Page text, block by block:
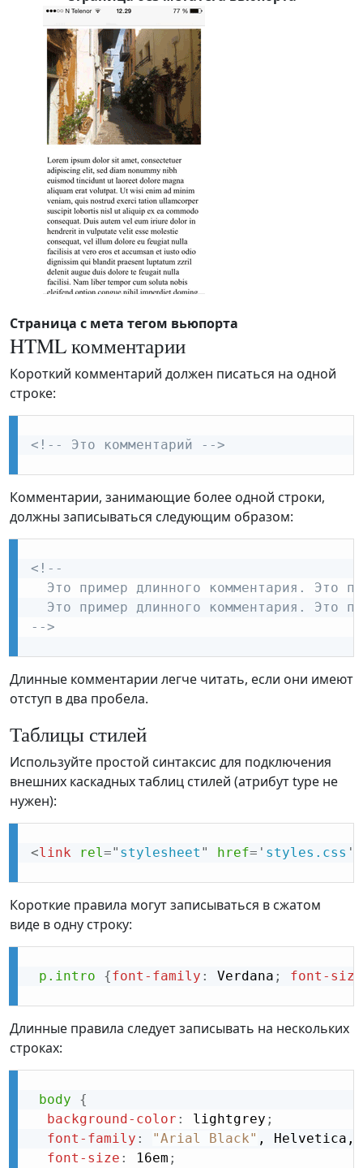
Страница с мета тегом вьюпорта
HTML комментарии
Короткий комментарий должен писаться на одной
строке:
<!-- Это комментарий -->
Комментарии, занимающие более одной строки,
должны записываться следующим образом:
<!--
Это пример длинного комментария. Это
Это пример длинного комментария. Это
-->
Длинные комментарии легче читать, если они имеют
отступ в два пробела.
Таблицы стилей
Используйте простой синтаксис для подключения
внешних каскадных таблиц стилей (атрибут type не
нужен):
<link rel=" stylesheet " href= ' styles.css '
Короткие правила могут записываться в сжатом
виде в одну строку:
p.intro {font-family : Verdana ; font-size
Длинные правила следует записывать на нескольких
строках:
body
{
background-color : lightgrey ;
font-family : "Arial Black" , Helvetica,
font-size : 16em ;